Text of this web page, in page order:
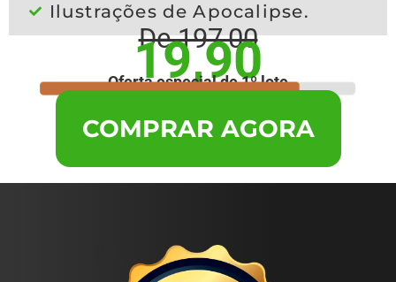
Ilustrações de Apocalipse.
De 197,00
19,90
Oferta especial de 1º lote
COMPRAR AGORA